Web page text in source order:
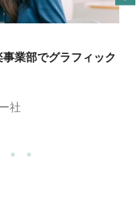
業部でグラフィック
社